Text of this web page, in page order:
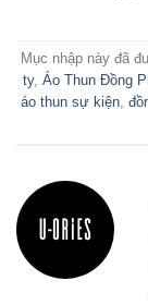
Mục nhập này đã
ty, Áo Thun Đồng
áo thun sự kiện,